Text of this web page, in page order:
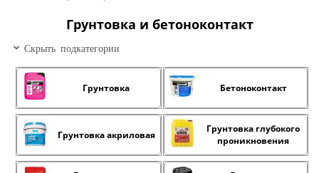
Грунтовка и бетоноконтакт
Скрыть подкатегории
Грунтовка Бетоноконтакт
Грунтовка акриловая
Грунтовка глубокого
проникновения